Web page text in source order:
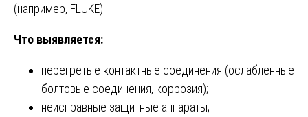
(например, FLUKE).
Что выявляется:
перегретые контактные соединения (ослабленные
болтовые соединения, коррозия);
неисправные защитные аппараты;